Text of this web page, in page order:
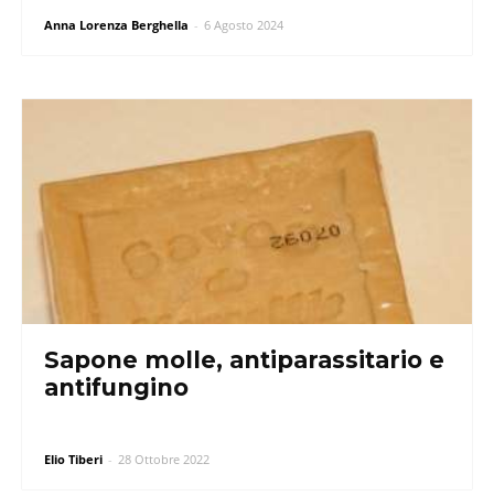
Anna Lorenza Berghella - 6 Agosto 2024
Sapone molle, antiparassitario e
antifungino
Elio Tiberi - 28 Ottobre 2022